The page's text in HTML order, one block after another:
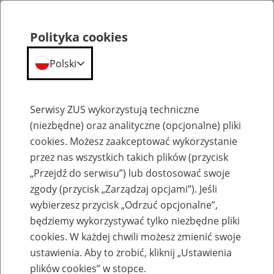
Emerytury
Baza zlikwidowanych lub
przekształconych zakładów pracy
Polityka cookies
Polski
Serwisy ZUS wykorzystują techniczne
(niezbędne) oraz analityczne (opcjonalne) pliki
cookies. Możesz zaakceptować wykorzystanie
przez nas wszystkich takich plików (przycisk
„Przejdź do serwisu”) lub dostosować swoje
zgody (przycisk „Zarządzaj opcjami”). Jeśli
wybierzesz przycisk „Odrzuć opcjonalne”,
będziemy wykorzystywać tylko niezbędne pliki
cookies. W każdej chwili możesz zmienić swoje
ustawienia. Aby to zrobić, kliknij „Ustawienia
plików cookies” w stopce.